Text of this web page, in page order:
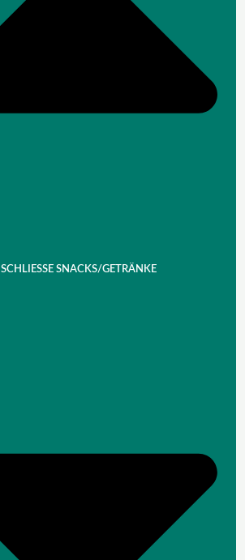
SCHLIESSE SNACKS/GETRÄNKE